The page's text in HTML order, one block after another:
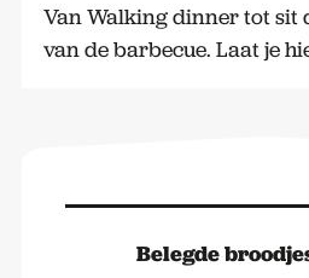
Van Walking dinner tot sit
van de barbecue. Laat je
Belegde